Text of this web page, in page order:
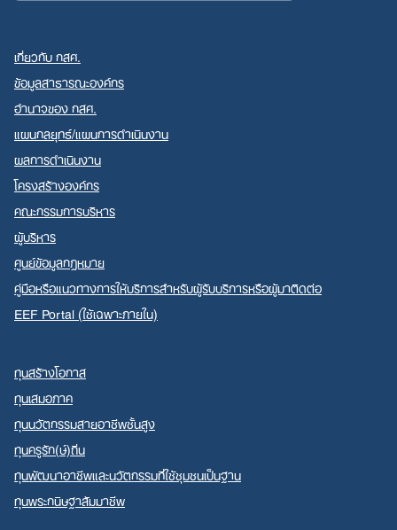
เกี่ยวกับ กสศ.
ข้อมูลสาธารณะองค์กร
อำนาจของ กสศ.
แผนกลยุทธ์/แผนการดำเนินงาน
ผลการดำเนินงาน
โครงสร้างองค์กร
คณะกรรมการบริหาร
ผู้บริหาร
ศูนย์ข้อมูลกฎหมาย
คู่มือหรือแนวทางการให้บริการสำหรับผู้รับบริการหรือผู้มาติดต่อ
EEF Portal (ใช้เฉพาะภายใน)
ทุนสร้างโอกาส
ทุนเสมอภาค
ทุนนวัตกรรมสายอาชีพชั้นสูง
ทุนครูรัก(ษ์)ถิ่น
ทุนพัฒนาอาชีพและนวัตกรรมที่ใช้ชุมชนเป็นฐาน
ทุนพระกนิษฐาสัมมาชีพ